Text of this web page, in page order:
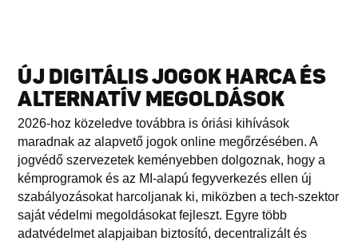
ÚJ DIGITÁLIS JOGOK HARCA ÉS
ALTERNATÍV MEGOLDÁSOK
2026-hoz közeledve továbbra is óriási kihívások
maradnak az alapvető jogok online megőrzésében. A
jogvédő szervezetek keményebben dolgoznak, hogy a
kémprogramok és az MI-alapú fegyverkezés ellen új
szabályozásokat harcoljanak ki, miközben a tech-szektor
saját védelmi megoldásokat fejleszt. Egyre több
adatvédelmet alapjaiban biztosító, decentralizált és